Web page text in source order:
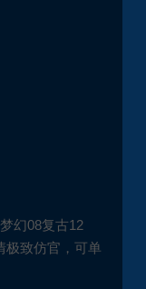
幻08复古12
极致仿官，可单